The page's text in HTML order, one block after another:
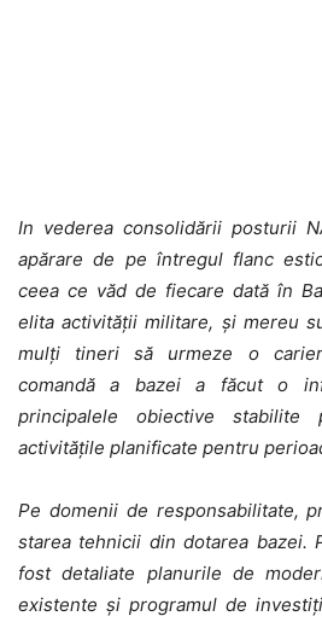
In vederea consolidării posturii
apărare de pe întregul flanc
ceea ce văd de fiecare dată în
elita activității militare, și mereu
mulți tineri să urmeze o
comandă a bazei a făcut o
principalele obiective
activitățile planificate pentru
Pe domenii de responsabilitate,
starea tehnicii din dotarea bazei.
fost detaliate planurile de
existente și programul de